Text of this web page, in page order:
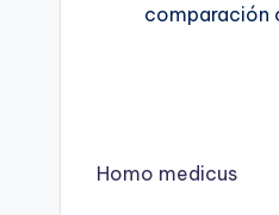
comparación
Homo medicus